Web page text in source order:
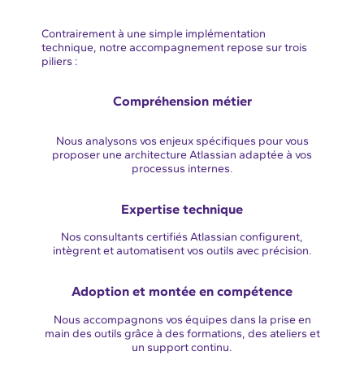
Contrairement à une simple implémentation
technique, notre accompagnement repose sur trois
piliers :
Compréhension métier
Nous analysons vos enjeux spécifiques pour vous
proposer une architecture Atlassian adaptée à vos
processus internes.
Expertise technique
Nos consultants certifiés Atlassian configurent,
intègrent et automatisent vos outils avec précision.
Adoption et montée en compétence
Nous accompagnons vos équipes dans la prise en
main des outils grâce à des formations, des ateliers et
un support continu.